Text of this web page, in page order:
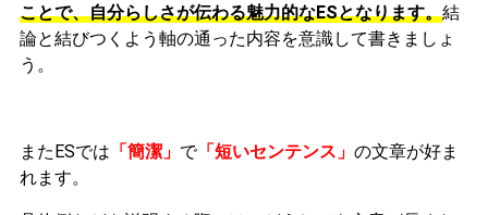
ことで、自分らしさが伝わる魅力的なESとなります。結
論と結びつくよう軸の通った内容を意識して書きましょ
う。
またESでは 「簡潔」 で「短いセンテンス」 の文章が好ま
れます。